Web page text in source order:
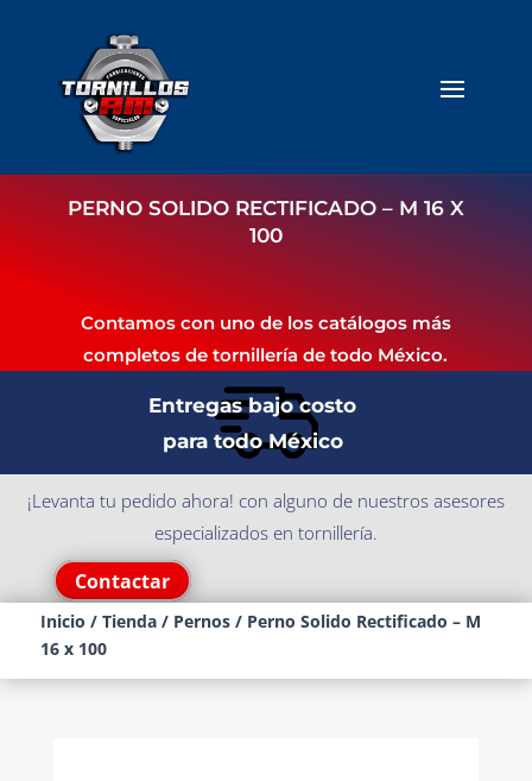
PERNO SOLIDO RECTIFICADO – M 16 X
100
Contamos con uno de los catálogos más
completos de tornillería de todo México.
Entregas bajo costo
para todo México
¡Levanta tu pedido ahora! con alguno de nuestros asesores
especializados en tornillería.
Contactar
Inicio / Tienda/ Pernos/ Perno Solido Rectificado – M
16 x 100